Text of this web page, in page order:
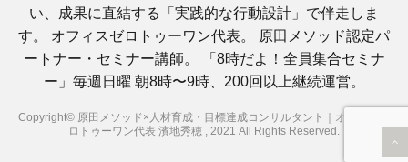
い、成果に直結する「実践的な行動設計」で伴走しま
す。 オフィスゼロトゥーワン代表。 原田メソッド認定パ
ートナー・セミナー講師。 「8時だよ！全員集合セミナ
ー」毎週日曜 朝8時〜9時、200回以上継続運営。
Copyright© 原田メソッド×人材育成・目標達成コンサルタント｜オフィスゼ
ロトゥーワン代表 濱地秀穂 , 2021 All Rights Reserved.